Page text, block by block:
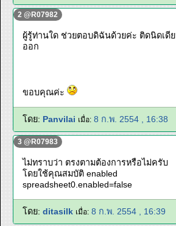
2 @R07982
ผู้รู้ท่านใด ช่วยตอบดิฉันด้วยค่ะ ติดนิดเดี
ออก
ขอบคุณค่ะ
โดย: Panvilai เมื่อ: 8 ก.พ. 2554 , 16:38
3 @R07983
ไม่ทราบว่า ตรงตามต้องการหรือไม่ครับ
โดยใช้คุณสมบัติ enabled
spreadsheet0.enabled=false
โดย: ditasilk เมื่อ: 8 ก.พ. 2554 , 16:39